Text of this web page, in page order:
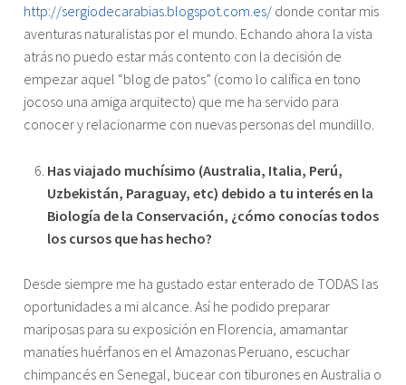
http://sergiodecarabias.blogspot.com.es/ donde contar mis
aventuras naturalistas por el mundo. Echando ahora la vista
atrás no puedo estar más contento con la decisión de
empezar aquel “blog de patos” (como lo califica en tono
jocoso una amiga arquitecto) que me ha servido para
conocer y relacionarme con nuevas personas del mundillo.
Has viajado muchísimo (Australia, Italia, Perú,
Uzbekistán, Paraguay, etc) debido a tu interés en la
Biología de la Conservación, ¿cómo conocías todos
los cursos que has hecho?
Desde siempre me ha gustado estar enterado de TODAS las
oportunidades a mi alcance. Así he podido preparar
mariposas para su exposición en Florencia, amamantar
manatíes huérfanos en el Amazonas Peruano, escuchar
chimpancés en Senegal, bucear con tiburones en Australia o